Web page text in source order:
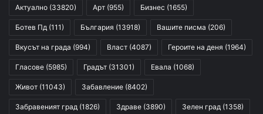
Актуално (33820) Арт (955) Бизнес (1655)
Ботев Пд (111) България (13918) Вашите писма (206)
Вкусът на града (994) Власт (4087) Героите на деня (1964)
Гласове (5985) Градът (31301) Евала (1068)
Живот (11043) Забавление (8402)
Забравеният град (1826) Здраве (3890) Зелен град (1358)